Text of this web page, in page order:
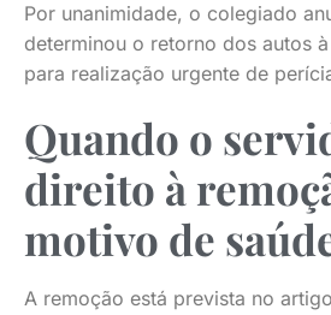
Por unanimidade, o colegiado
determinou o retorno dos autos
para realização urgente de
Quando o
direito à
motivo de
A remoção está prevista no